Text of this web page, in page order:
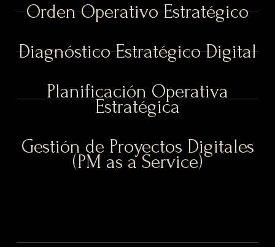
Orden Operativo Estratégico
Diagnóstico Estratégico Digital
Planificación Operativa
Estratégica
Gestión de Proyectos Digitales
(PM as a Service)